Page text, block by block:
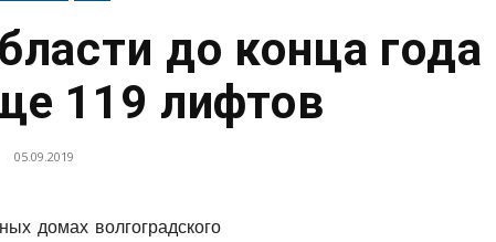
до конца года
119 лифтов
05.09.2019
домах волгоградского